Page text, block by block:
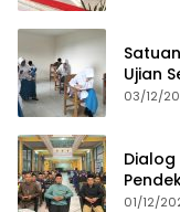
Ujian
03/12/
Dialog
01/12/